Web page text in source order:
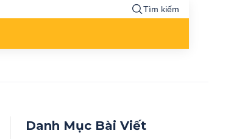
Tìm kiếm
Danh Mục Bài Viết